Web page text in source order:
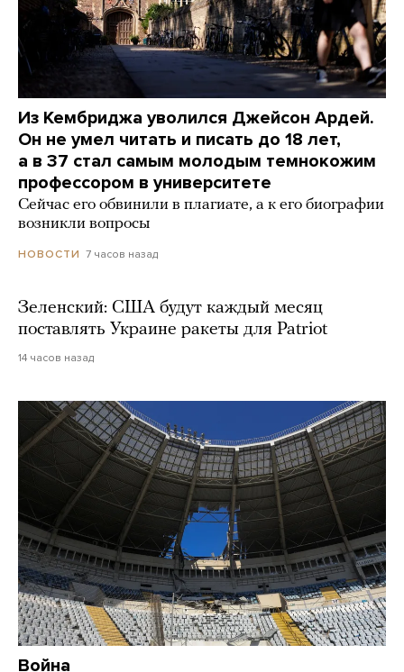
Из Кембриджа уволился Джейсон Ардей.
Он не умел читать и писать до 18 лет,
а в 37 стал самым молодым темнокожим
профессором в университете
Сейчас его обвинили в плагиате, а к его биографии
возникли вопросы
НОВОСТИ 7 часов назад
Зеленский: США будут каждый месяц
поставлять Украине ракеты для Patriot
14 часов назад
Война